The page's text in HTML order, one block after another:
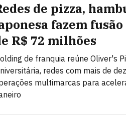
de pizza,
fazem
R$ 72 milhões
de franquia reúne Oliver's
redes com mais de
multimarcas para